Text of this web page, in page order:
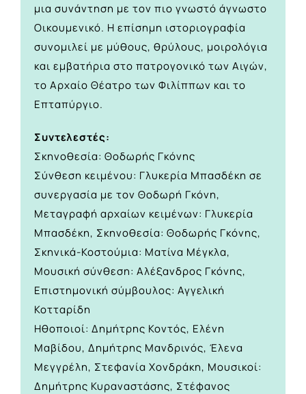
μια συνάντηση με τον πιο γνωστό άγνωστο
Οικουμενικό. Η επίσημη ιστοριογραφία
συνομιλεί με μύθους, θρύλους, μοιρολόγια
και εμβατήρια στο πατρογονικό των Αιγών,
το Αρχαίο Θέατρο των Φιλίππων και το
Επταπύργιο.
Συντελεστές:
Σκηνοθεσία: Θοδωρής Γκόνης
Σύνθεση κειμένου: Γλυκερία Μπασδέκη σε
συνεργασία με τον Θοδωρή Γκόνη,
Μεταγραφή αρχαίων κειμένων: Γλυκερία
Μπασδέκη, Σκηνοθεσία: Θοδωρής Γκόνης,
Σκηνικά-Κοστούμια: Ματίνα Μέγκλα,
Μουσική σύνθεση: Αλέξανδρος Γκόνης,
Επιστημονική σύμβουλος: Αγγελική
Κοτταρίδη
Ηθοποιοί: Δημήτρης Κοντός, Ελένη
Μαβίδου, Δημήτρης Μανδρινός, Έλενα
Μεγγρέλη, Στεφανία Χονδράκη, Μουσικοί:
Δημήτρης Κυραναστάσης, Στέφανος